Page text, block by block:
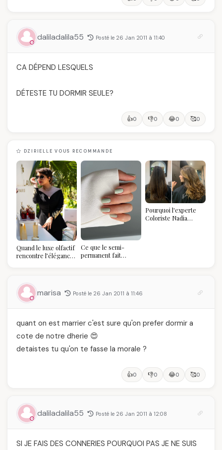
daliladalila55 Posté le 26 Jan 2011 à 11:40
CA DÉPEND LESQUELS
DÉTESTE TU DORMIR SEULE?
👍0 👎0 😂0 🥰0
DZIRIELLE VOUS RECOMMANDE
Quand le luxe olfactif
rencontre l’élégance
temps
Ce que le semi-
permanent fait
Pourquoi l'experte
Coloriste Nadia
marisa Posté le 26 Jan 2011 à 11:46
quant on est marrier c'est sure qu'on prefer dormir a
cote de notre dherie 😍
detaistes tu qu'on te fasse la morale ?
👍0 👎0 😂0 🥰0
daliladalila55 Posté le 26 Jan 2011 à 12:08
SI JE FAIS DES CONNERIES POURQUOI PAS JE NE SUIS